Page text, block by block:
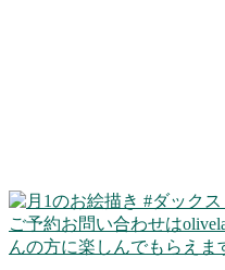
ご予約お問い合わせは
んの方に楽しんでもらえま